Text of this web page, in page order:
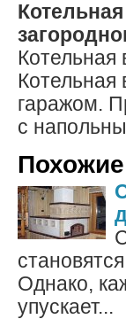
гаражом.
с
Однако,
упускает...